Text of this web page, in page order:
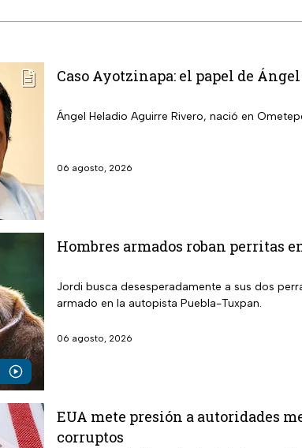
Caso Ayotzinapa: el papel de
Ángel Heladio Aguirre Rivero, nació en
06 agosto, 2026
Hombres armados roban perritas
Jordi busca desesperadamente a sus dos
armado en la autopista Puebla-Tuxpan.
06 agosto, 2026
EUA mete presión a autoridades
corruptos